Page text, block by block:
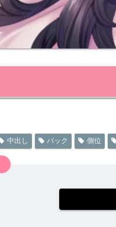
中出し バック 側位